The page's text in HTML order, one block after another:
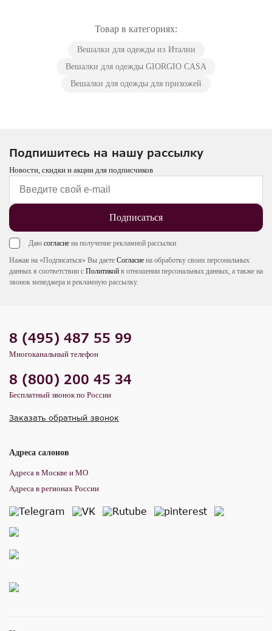
Товар в категориях:
Вешалки для одежды из Италии
Вешалки для одежды GIORGIO CASA
Вешалки для одежды для прихожей
Подпишитесь на нашу рассылку
Новости, скидки и акции для подписчиков
Подписаться
Даю согласие на получение рекламной рассылки
Нажав на «Подписаться» Вы даете Согласие на обработку своих персональных
данных в соответствии с Политикой в отношении персональных данных, а также на
звонок менеджера и рекламную рассылку.
8 (495) 487 55 99
Многоканальный телефон
8 (800) 200 45 34
Бесплатный звонок по России
Заказать обратный звонок
Адреса салонов
Адреса в Москве и МО
Адреса в регионах России